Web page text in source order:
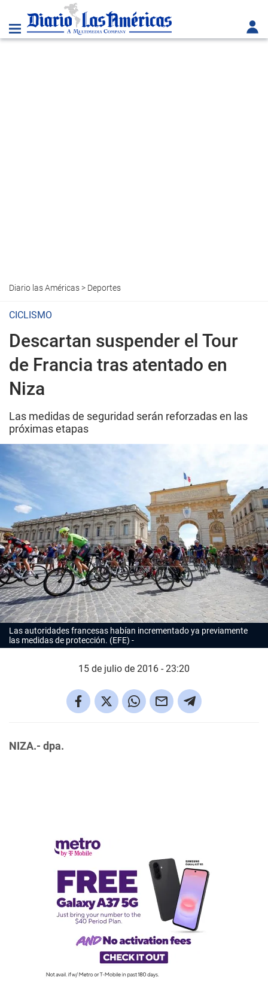
Diario las Américas> Deportes
CICLISMO
Descartan suspender el Tour
de Francia tras atentado en
Niza
Las medidas de seguridad serán reforzadas en las
próximas etapas
Las autoridades francesas habían incrementado ya previamente
las medidas de protección. (EFE)
15 de julio de 2016 - 23:20
NIZA.- dpa.